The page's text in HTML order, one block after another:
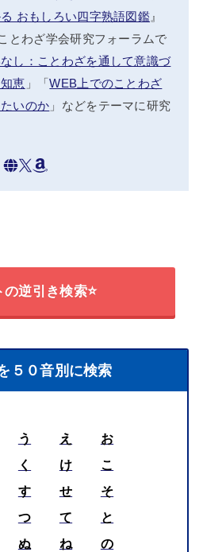
おもしろい四字熟語図鑑 』
とわざ学会研究フォーラムで
し：ことわざを通して意識づ
恵 」「WEB上でのことわざ
いのか 」などをテーマに研究
の逆引き検索⭐
５０音別に検索
う え
お
く け
こ
す せ
そ
つ て
と
ぬ ね
の